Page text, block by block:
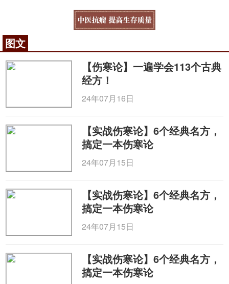
图文
【伤寒论】一遍学会113个古典
经方！
24年07月16日
【实战伤寒论】6个经典名方，
搞定一本伤寒论
24年07月15日
【实战伤寒论】6个经典名方，
搞定一本伤寒论
24年07月15日
【实战伤寒论】6个经典名方，
搞定一本伤寒论